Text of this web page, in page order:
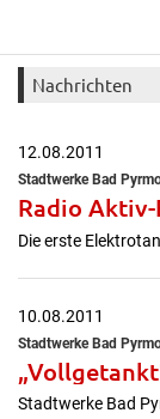
Nachrichten
12.08.2011
Stadtwerke Bad
Radio
Die erste
10.08.2011
Stadtwerke Bad
Stadtwerke Bad